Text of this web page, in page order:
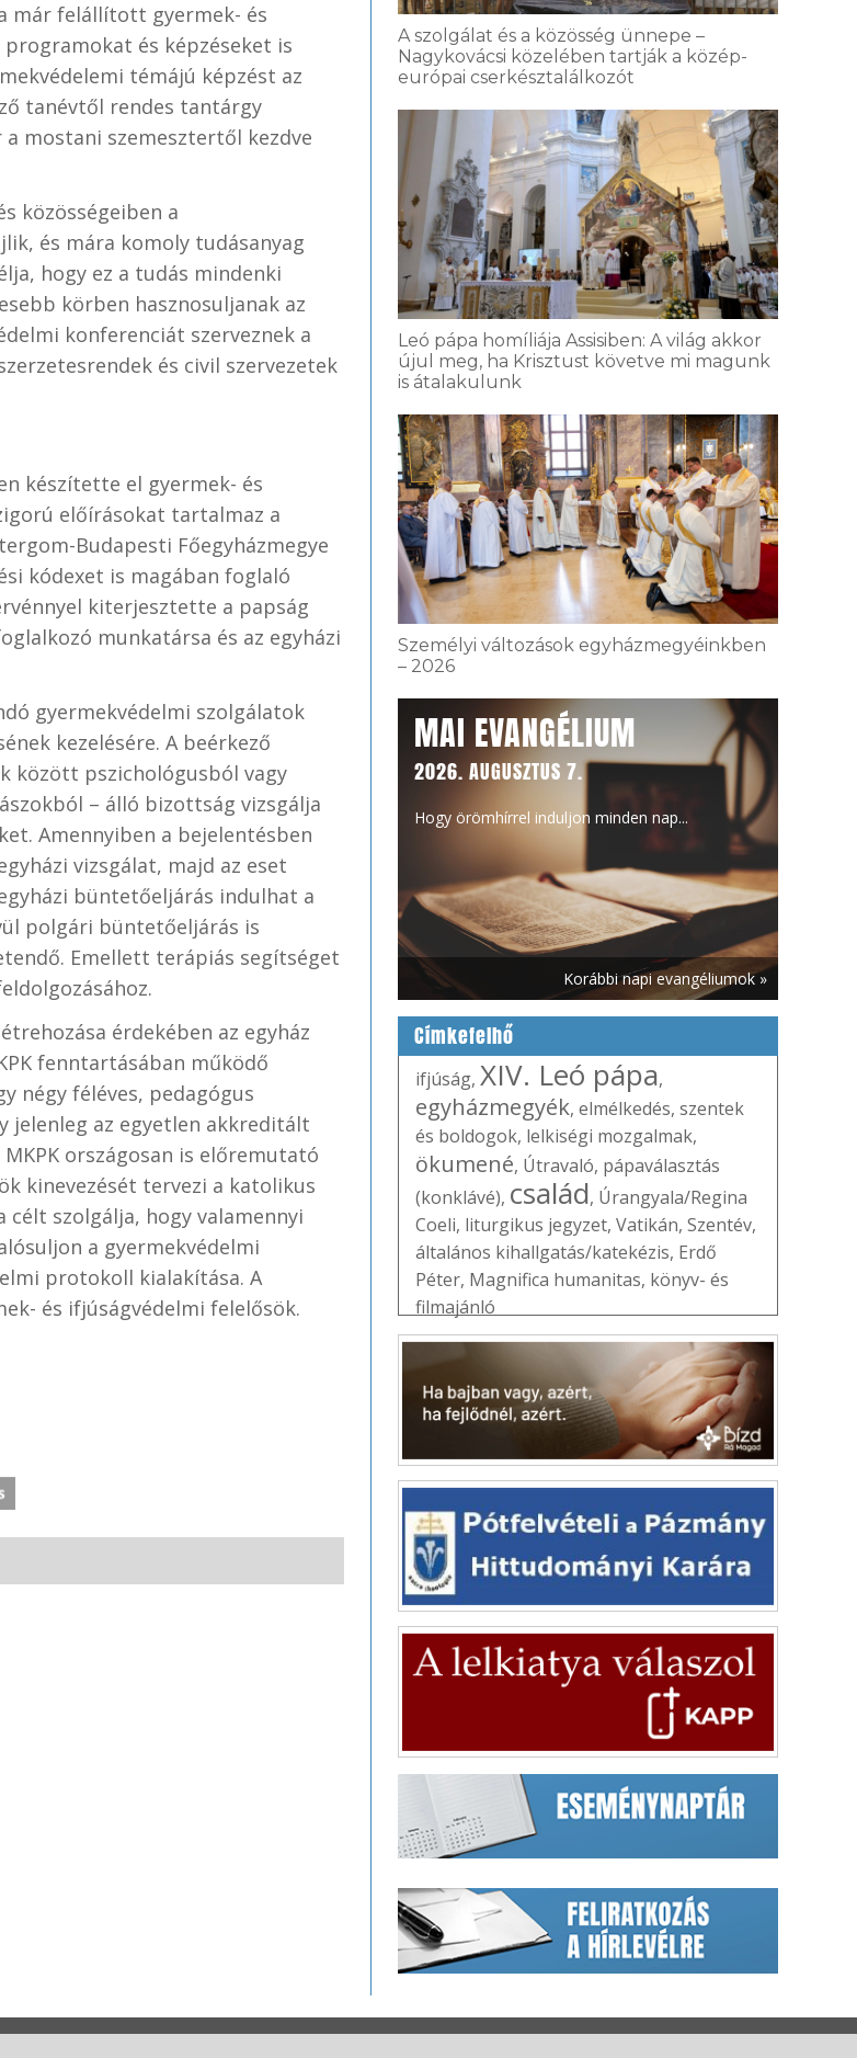
már felállított gyermek- és
és képzéseket is
témájú képzést az
tanévtől rendes tantárgy
mostani szemesztertől kezdve
közösségeiben a
és mára komoly tudásanyag
hogy ez a tudás mindenki
körben hasznosuljanak az
konferenciát szerveznek a
és civil szervezetek
készítette el gyermek- és
előírásokat tartalmaz a
Budapesti Főegyházmegye
kódexet is magában foglaló
kiterjesztette a papság
munkatársa és az egyházi
gyermekvédelmi szolgálatok
kezelésére. A beérkező
között pszichológusból vagy
– álló bizottság vizsgálja
Amennyiben a bejelentésben
vizsgálat, majd az eset
büntetőeljárás indulhat a
polgári büntetőeljárás is
Emellett terápiás segítséget
érdekében az egyház
fenntartásában működő
négy féléves, pedagógus
jelenleg az egyetlen akkreditált
országosan is előremutató
kinevezését tervezi a katolikus
célt szolgálja, hogy valamennyi
a gyermekvédelmi
protokoll kialakítása. A
és ifjúságvédelmi felelősök.
A szolgálat és a közösség ünnepe –
Nagykovácsi közelében tartják a közép-
európai cserkésztalálkozót
Leó pápa homíliája Assisiben: A világ akkor
újul meg, ha Krisztust követve mi magunk
is átalakulunk
Személyi változások egyházmegyéinkben
– 2026
MAI EVANGÉLIUM
2026. AUGUSZTUS 7.
Hogy örömhírrel induljon minden nap...
Korábbi napi evangéliumok »
Címkefelhő
ifjúság, XIV. Leó pápa,
egyházmegyék, elmélkedés, szentek
és boldogok, lelkiségi mozgalmak,
ökumené, Útravaló, pápaválasztás
(konklávé), család, Úrangyala/Regina
Coeli, liturgikus jegyzet, Vatikán, Szentév,
általános kihallgatás/katekézis, Erdő
Péter, Magnifica humanitas, könyv- és
filmajánló